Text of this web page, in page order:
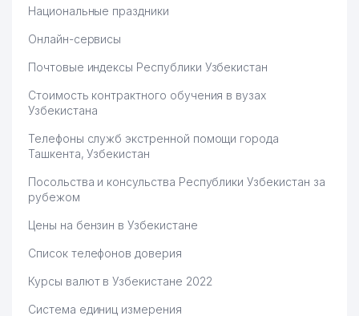
Национальные праздники
Онлайн-сервисы
Почтовые индексы Республики Узбекистан
Стоимость контрактного обучения в вузах
Узбекистана
Телефоны служб экстренной помощи города
Ташкента, Узбекистан
Посольства и консульства Республики Узбекистан за
рубежом
Цены на бензин в Узбекистане
Список телефонов доверия
Курсы валют в Узбекистане 2022
Система единиц измерения